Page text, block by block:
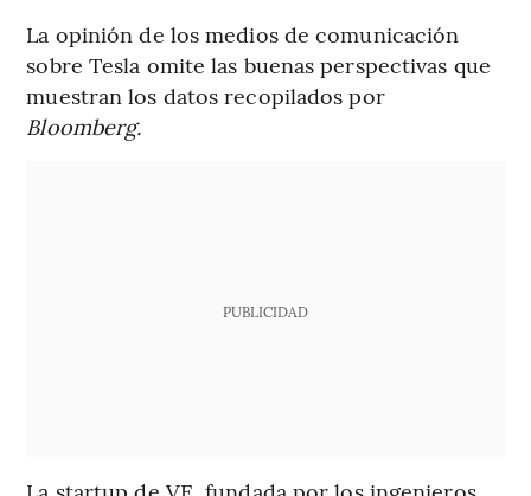
La opinión de los medios de comunicación
sobre Tesla omite las buenas perspectivas que
muestran los datos recopilados por
Bloomberg.
PUBLICIDAD